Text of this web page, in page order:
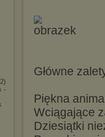
-
Główne
Piękna
Wciągające
Dziesiątki